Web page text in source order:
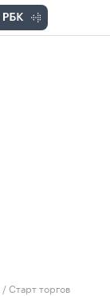
/Старт торгов